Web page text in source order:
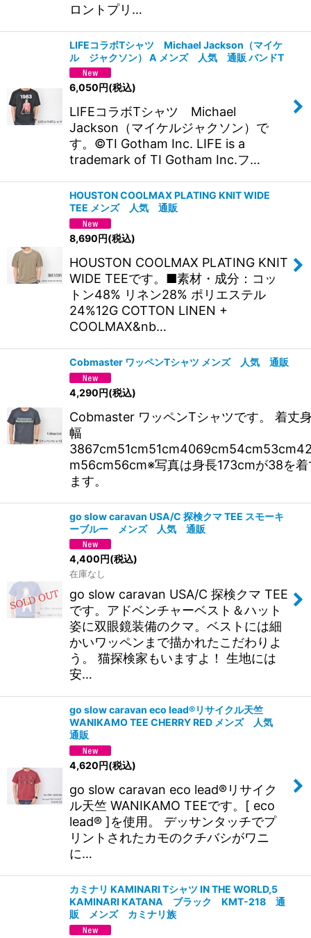
ロントプリ…
LIFEコラボTシャツ Michael Jackson（マイケ
ル ジャクソン） A メンズ 人気 通販 バンドT
6,050円(税込)
LIFEコラボTシャツ Michael
Jackson（マイケルジャクソン）で
す。©TI Gotham Inc. LIFE is a
trademark of TI Gotham Inc.フ…
HOUSTON COOLMAX PLATING KNIT WIDE
TEE メンズ 人気 通販
8,690円(税込)
HOUSTON COOLMAX PLATING KNIT
WIDE TEEです。■素材・成分：コッ
トン48% リネン28% ポリエステル
24%12G COTTON LINEN +
COOLMAX&nb…
Cobmaster ワッペンTシャツ メンズ 人気 通販
4,290円(税込)
Cobmaster ワッペンTシャツです。 着丈
幅
m56cm56cm※写真は身長173cmが38を着
ます。
go slow caravan USA/C 探検クマ TEE スモーキ
ーブルー メンズ 人気 通販
4,400円(税込)
在庫なし
go slow caravan USA/C 探検クマ TEE
です。アドベンチャーベスト＆ハット
姿に双眼鏡装備のクマ。ベストには細
かいワッペンまで描かれたこだわりよ
う。 猫探検家もいますよ！ 生地には
安…
go slow caravan eco lead®リサイクル天竺
WANIKAMO TEE CHERRY RED メンズ 人気
通販
4,620円(税込)
go slow caravan eco lead®リサイク
ル天竺 WANIKAMO TEEです。[ eco
lead® ]を使用。 デッサンタッチでプ
リントされたカモのクチバシがワニ
に…
カミナリ KAMINARI Tシャツ IN THE WORLD,5
KAMINARI KATANA ブラック KMT-218 通
販 メンズ カミナリ族